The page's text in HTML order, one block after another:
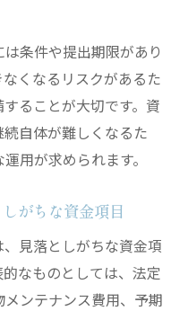
条件や提出期限があり
くなるリスクがあるた
ることが大切です。資
自体が難しくなるた
用が求められます。
がちな資金項目
見落としがちな資金項
なものとしては、法定
ンテナンス費用、予期